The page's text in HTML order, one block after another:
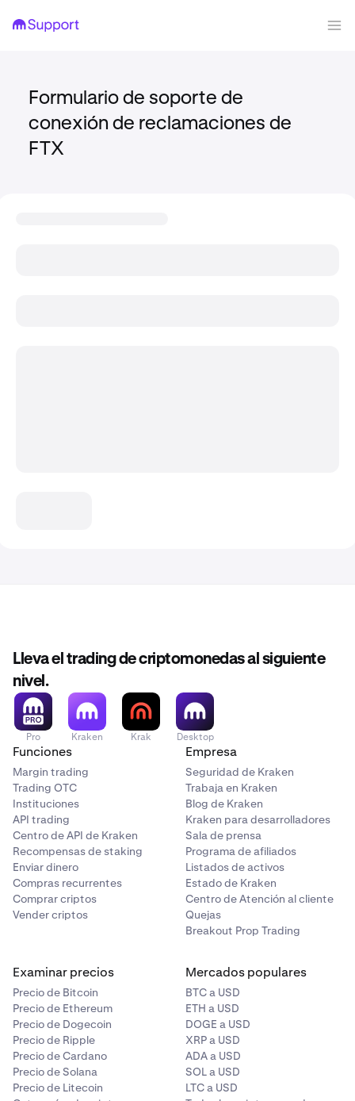
Formulario de soporte de
conexión de reclamaciones de
FTX
Lleva el trading de criptomonedas al siguiente
nivel.
Pro Kraken Krak Desktop
Funciones
Margin trading
Trading OTC
Instituciones
API trading
Centro de API de Kraken
Recompensas de staking
Enviar dinero
Compras recurrentes
Comprar criptos
Vender criptos
Empresa
Seguridad de Kraken
Trabaja en Kraken
Blog de Kraken
Kraken para desarrolladores
Sala de prensa
Programa de afiliados
Listados de activos
Estado de Kraken
Centro de Atención al cliente
Quejas
Breakout Prop Trading
Examinar precios
Precio de Bitcoin
Precio de Ethereum
Precio de Dogecoin
Precio de Ripple
Precio de Cardano
Precio de Solana
Precio de Litecoin
Mercados populares
BTC a USD
ETH a USD
DOGE a USD
XRP a USD
ADA a USD
SOL a USD
LTC a USD